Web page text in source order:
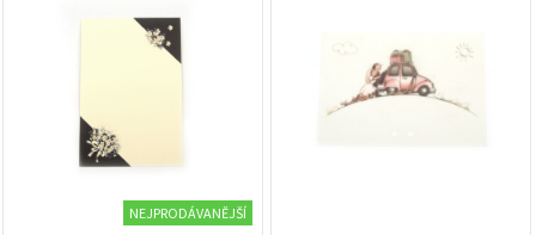
NEJPRODÁVANĚJŠÍ